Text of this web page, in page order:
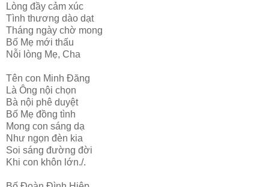
Lòng đầy cảm xúc
Tình thương dào dạt
Tháng ngày chờ mong
Bố Mẹ mới thấu
Nỗi lòng Mẹ, Cha
Tên con Minh Đăng
Là Ông nội chọn
Bà nội phê duyệt
Bố Mẹ đồng tình
Mong con sáng dạ
Như ngọn đèn kia
Soi sáng đường đời
Khi con khôn lớn./.